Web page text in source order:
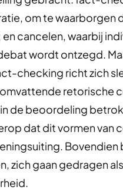
om te waarborgen
cancelen, waarbij
wordt ontzegd.
checking richt zich
retorische
de beoordeling
dat dit vormen van
Bovendien
zich gaan gedragen als